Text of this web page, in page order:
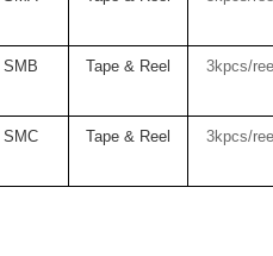
SMB Tape & Reel 3kpcs/
SMC Tape & Reel 3kpcs/